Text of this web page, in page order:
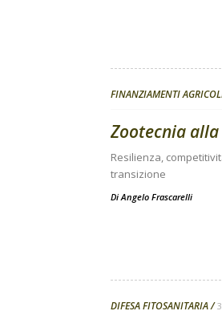
FINANZIAMENTI
Zootecnia
Resilienza,
transizione
DiAngelo Frascarelli
DIFESA FITOSANITARIA